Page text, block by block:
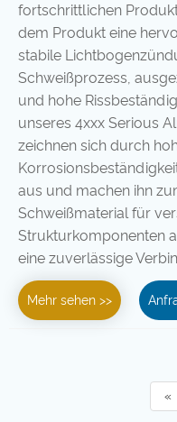
fortschrittlichen
dem Produkt eine
stabile
Schweißprozess,
und hohe
unseres 4xxx Serious
zeichnen sich durch
aus und machen ihn
Schweißmaterial für
Strukturkomponenten
eine zuverlässige
Mehr sehen >>
«